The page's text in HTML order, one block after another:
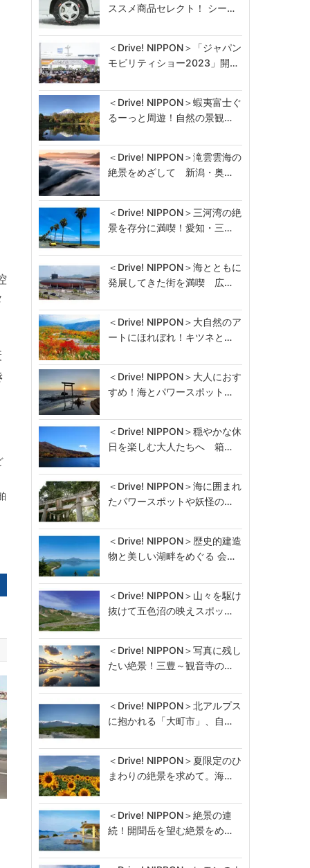
ススメ商品セレクト！ シー…
＜Drive! NIPPON＞「ジャパン
モビリティショー2023」開…
＜Drive! NIPPON＞蝦夷富士ぐ
るーっと周遊！自然の景観…
＜Drive! NIPPON＞滝雲雲海の
絶景をめざして 新潟・奥…
＜Drive! NIPPON＞三河湾の絶
景を存分に満喫！愛知・三…
＜Drive! NIPPON＞海とともに
発展してきた街を満喫 広…
＜Drive! NIPPON＞大自然のア
ートにほれぼれ！キツネと…
＜Drive! NIPPON＞大人におす
すめ！海とパワースポット…
＜Drive! NIPPON＞穏やかな休
日を楽しむ大人たちへ 箱…
＜Drive! NIPPON＞海に囲まれ
たパワースポットや妖怪の…
＜Drive! NIPPON＞歴史的建造
物と美しい湖畔をめぐる 会…
＜Drive! NIPPON＞山々を駆け
抜けて五色沼の映えスポッ…
＜Drive! NIPPON＞写真に残し
たい絶景！三豊～観音寺の…
＜Drive! NIPPON＞北アルプス
に抱かれる「大町市」、自…
＜Drive! NIPPON＞夏限定のひ
まわりの絶景を求めて。海…
＜Drive! NIPPON＞絶景の連
続！開聞岳を望む絶景をめ…